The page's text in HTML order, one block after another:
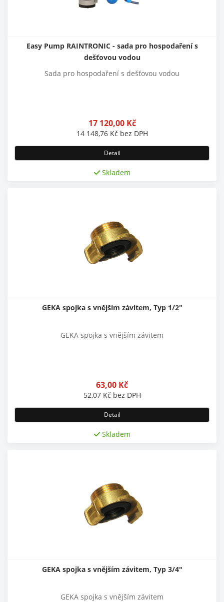
Easy Pump RAINTRONIC - sada pro hospodaření s
dešťovou vodou
Sada pro hospodaření s dešťovou vodou
17 120,00 Kč
14 148,76 Kč bez DPH
Detail
Skladem
GEKA spojka s vnějším závitem, Typ 1/2"
GEKA spojka s vnějším závitem
63,00 Kč
52,07 Kč bez DPH
Detail
Skladem
GEKA spojka s vnějším závitem, Typ 3/4"
GEKA spojka s vnějším závitem